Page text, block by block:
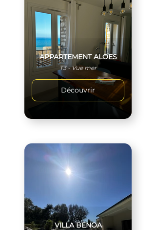
APPARTEMENT ALOES
T3 - Vue mer
Découvrir
VILLA BENOA